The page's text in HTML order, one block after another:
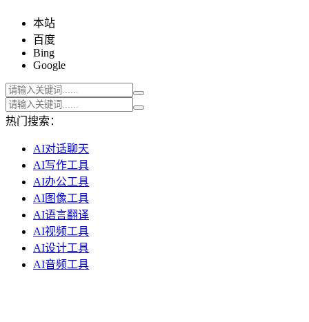
本站
百度
Bing
Google
热门搜索：
AI对话聊天
AI写作工具
AI办公工具
AI图像工具
AI语言翻译
AI视频工具
AI设计工具
AI音频工具